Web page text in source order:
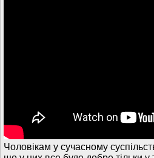
Чоловікам у сучасному